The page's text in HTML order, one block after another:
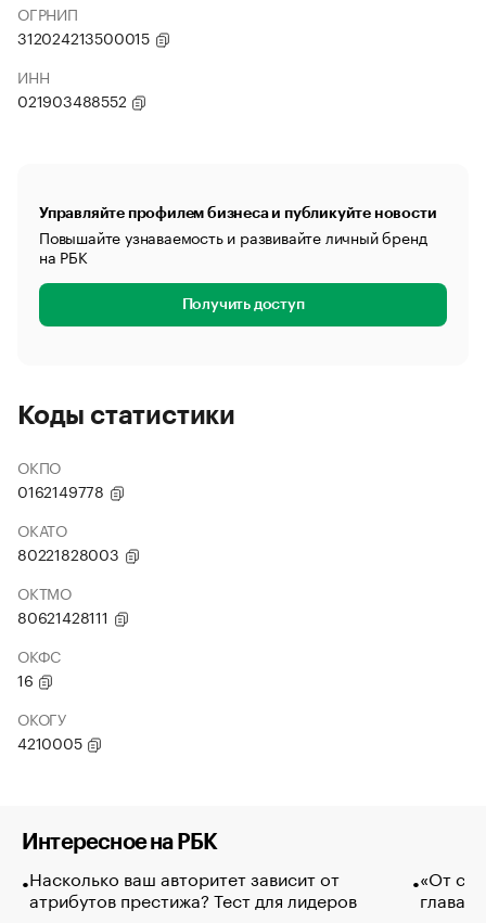
ОГРНИП
312024213500015
ИНН
021903488552
Управляйте профилем бизнеса и публикуйте новости
Повышайте узнаваемость и развивайте личный бренд
на РБК
Получить доступ
Коды статистики
ОКПО
0162149778
ОКАТО
80221828003
ОКТМО
80621428111
ОКФС
16
ОКОГУ
4210005
Интересное на РБК
Насколько ваш авторитет зависит от
атрибутов престижа? Тест для лидеров
«От
глава